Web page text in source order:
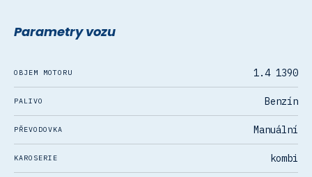
Parametry vozu
OBJEM MOTORU 1.4 1390
PALIVO Benzín
PŘEVODOVKA Manuální
KAROSERIE kombi